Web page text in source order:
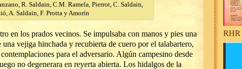
R. Saldain, C.M. Ramela, Pierrot, C. Saldain,
A. Saldain, F. Protta y Amorín
en los prados vecinos. Se impulsaba con manos y pies una
vejiga hinchada y recubierta de cuero por el talabartero,
para el adversario. Algún campesino desde
no degenerara en reyerta abierta. Los hidalgos de la
RHR